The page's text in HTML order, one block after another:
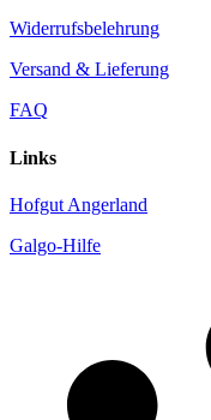
Widerrufsbelehrung
Versand & Lieferung
FAQ
Links
Hofgut Angerland
Galgo-Hilfe